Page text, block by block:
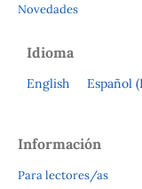
Novedades
Idioma
English Español
Información
Para lectores/as